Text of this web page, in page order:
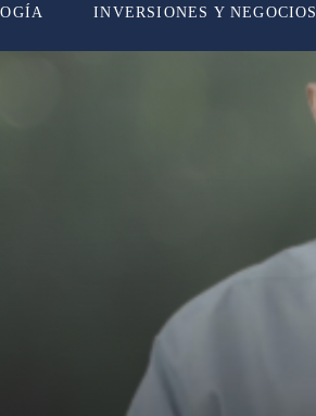
INVERSIONES Y NEGOCIOS